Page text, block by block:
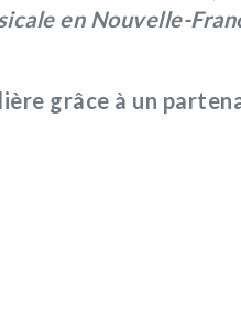
en Nouvelle-
grâce à un